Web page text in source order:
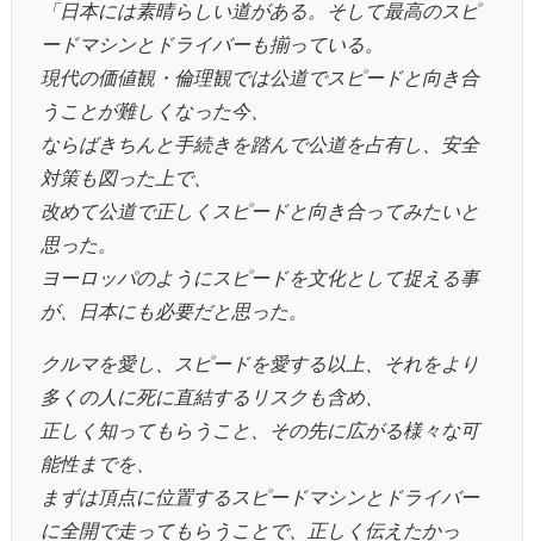
「日本には素晴らしい道がある。そして最高のスピ
ードマシンとドライバーも揃っている。
現代の価値観・倫理観では公道でスピードと向き合
うことが難しくなった今、
ならばきちんと手続きを踏んで公道を占有し、安全
対策も図った上で、
改めて公道で正しくスピードと向き合ってみたいと
思った。
ヨーロッパのようにスピードを文化として捉える事
が、日本にも必要だと思った。
クルマを愛し、スピードを愛する以上、それをより
多くの人に死に直結するリスクも含め、
正しく知ってもらうこと、その先に広がる様々な可
能性までを、
まずは頂点に位置するスピードマシンとドライバー
に全開で走ってもらうことで、正しく伝えたかっ